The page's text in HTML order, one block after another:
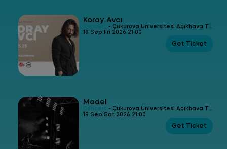
Koray Avcı
- Çukurova Üniversitesi Açıkhava Tiyatrosu
18 Sep Fri 2026 21:00
Get Ticket
Model
Concert
- Çukurova Üniversitesi Açıkhava Tiyatrosu
19 Sep Sat 2026 21:00
Get Ticket